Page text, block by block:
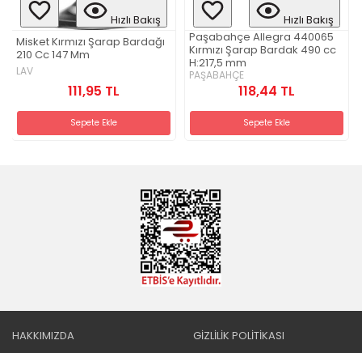
Hızlı Bakış
Misket Kırmızı Şarap Bardağı
210 Cc 147 Mm
LAV
111,95 TL
Sepete Ekle
Hızlı Bakış
Paşabahçe Allegra 440065
Kırmızı Şarap Bardak 490 cc
H:217,5 mm
PAŞABAHÇE
118,44 TL
Sepete Ekle
HAKKIMIZDA
GİZLİLİK POLİTİKASI